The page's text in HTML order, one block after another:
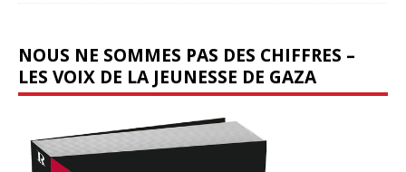
NOUS NE SOMMES PAS DES CHIFFRES –
LES VOIX DE LA JEUNESSE DE GAZA